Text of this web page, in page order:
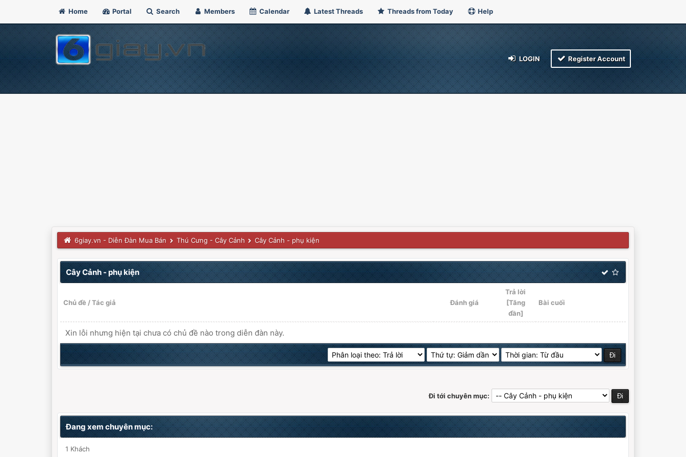
Home Portal Search Members Calendar Latest Threads Threads from Today Help
LOGIN Register Account
6giay.vn - Diễn Đàn Mua Bán Thú Cưng - Cây Cảnh Cây Cảnh - phụ kiện
Cây Cảnh - phụ kiện
Chủ đề/Tác giả Đánh giá
Trả lời
[Tăng
đần]
Bài cuối
Xin lỗi nhưng hiện tại chưa có chủ đề nào trong diễn đàn này.
Đi tới chuyên mục:
Đang xem chuyên mục:
1 Khách